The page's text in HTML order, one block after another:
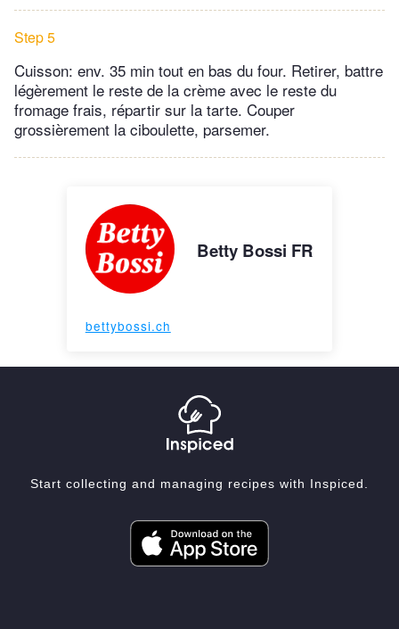
Step 5
Cuisson: env. 35 min tout en bas du four. Retirer, battre
légèrement le reste de la crème avec le reste du
fromage frais, répartir sur la tarte. Couper
grossièrement la ciboulette, parsemer.
Betty Bossi FR
bettybossi.ch
Start collecting and managing recipes with Inspiced.